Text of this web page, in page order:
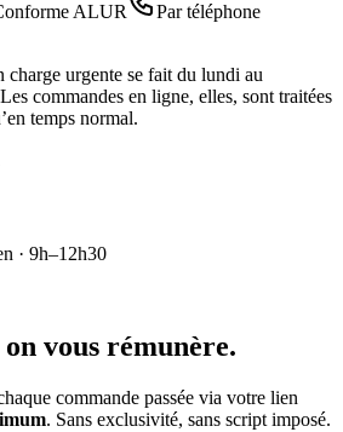
ALUR
Par téléphone
charge urgente se fait du lundi au
commandes en ligne, elles, sont traitées
temps normal.
· 9h–12h30
vous rémunère.
commande passée via votre lien
. Sans exclusivité, sans script imposé.